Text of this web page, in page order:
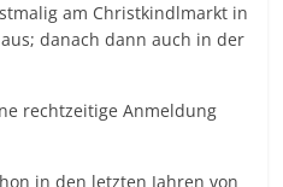
am Christkindlmarkt in
danach dann auch in der
rechtzeitige Anmeldung
in den letzten Jahren von